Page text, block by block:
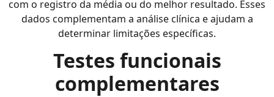
com o registro da média ou do melhor resultado. Esses
dados complementam a análise clínica e ajudam a
determinar limitações específicas.
Testes funcionais
complementares